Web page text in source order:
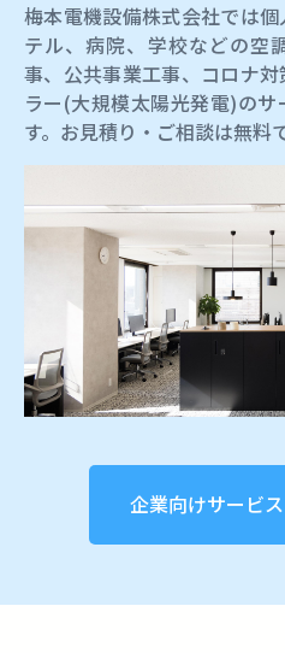
梅本電機設備株式会社では
テル、病院、学校などの空
事、公共事業工事、コロナ
ラー(大規模太陽光発電)の
す。お見積り・ご相談は無料
企業向けサービ